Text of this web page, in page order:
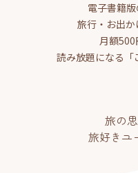
電子書籍版
旅行・お出
月額
読み放題になる「
旅の
旅好きユ